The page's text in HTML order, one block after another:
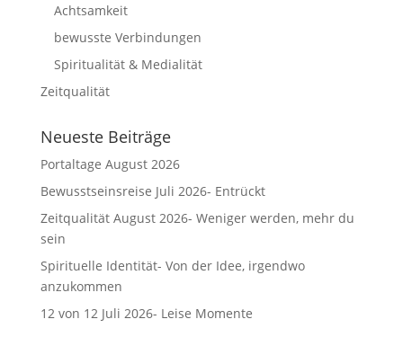
Achtsamkeit
bewusste Verbindungen
Spiritualität & Medialität
Zeitqualität
Neueste Beiträge
Portaltage August 2026
Bewusstseinsreise Juli 2026- Entrückt
Zeitqualität August 2026- Weniger werden, mehr du
sein
Spirituelle Identität- Von der Idee, irgendwo
anzukommen
12 von 12 Juli 2026- Leise Momente